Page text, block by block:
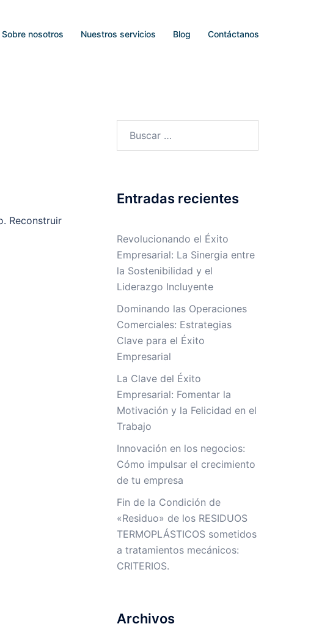
Sobre nosotros Nuestros servicios Blog Contáctanos
Reconstruir
Entradas recientes
Revolucionando el Éxito
Empresarial: La Sinergia entre
la Sostenibilidad y el
Liderazgo Incluyente
Dominando las Operaciones
Comerciales: Estrategias
Clave para el Éxito
Empresarial
La Clave del Éxito
Empresarial: Fomentar la
Motivación y la Felicidad en el
Trabajo
Innovación en los negocios:
Cómo impulsar el crecimiento
de tu empresa
Fin de la Condición de
«Residuo» de los RESIDUOS
TERMOPLÁSTICOS sometidos
a tratamientos mecánicos:
CRITERIOS.
Archivos